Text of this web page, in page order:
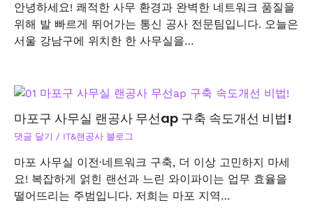
안녕하세요! 쾌적한 사무 환경과 완벽한 네트워크 품질을
위해 발 빠르게 뛰어가는 통신 공사 전문팀입니다. 오늘은
서울 강남구에 위치한 한 사무실을…
마포구 사무실 랜공사 무선ap 구축 속도개선 비법!
댓글 달기 / IT&랜공사 블로그
마포 사무실 이전·네트워크 구축, 더 이상 고민하지 마세
요! 복잡하게 얽힌 랜선과 느린 와이파이는 업무 효율을
떨어뜨리는 주범입니다. 저희는 마포 지역…